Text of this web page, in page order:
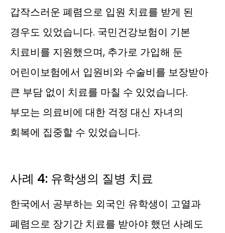
갑작스러운 폐렴으로 입원 치료를 받게 된
경우도 있었습니다. 국민건강보험이 기본
치료비를 지원했으며, 추가로 가입해 둔
어린이보험에서 입원비와 수술비를 보장받아
큰 부담 없이 치료를 마칠 수 있었습니다.
부모는 의료비에 대한 걱정 대신 자녀의
회복에 집중할 수 있었습니다.
사례 4: 유학생의 질병 치료
한국에서 공부하는 외국인 유학생이 고열과
폐렴으로 장기간 치료를 받아야 했던 사례도